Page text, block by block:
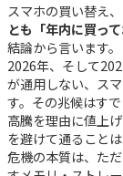
スマホの買い替え、
とも「年内に買って
結論から言います。
2026年、そして
が通用しない、ス
す。その兆候はす
高騰を理由に値上
を避けて通ることは
危機の本質は、た